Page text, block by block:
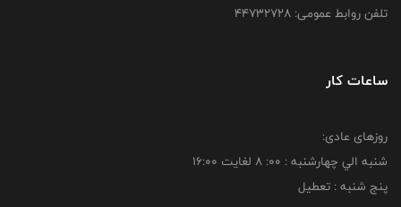
تلفن روابط عمومی: ۴۴۷۳۲۷۲۸
ساعات کار
روزهای عادی:
شنبه الي چهارشنبه : 00: 8 لغايت 16:00
پنج شنبه : تعطیل